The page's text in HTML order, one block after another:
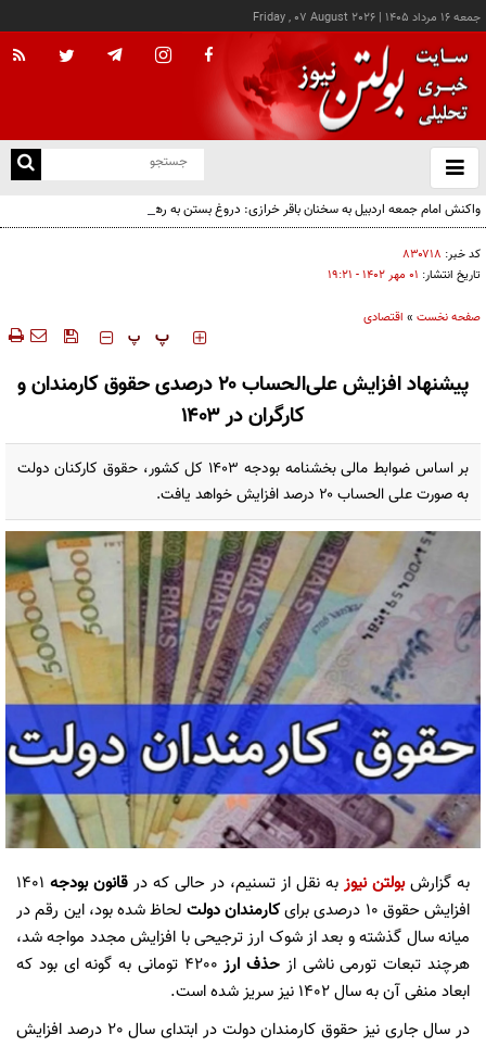
جمعه ۱۶ مرداد ۱۴۰۵ |
Friday , 07 August 2026
باز
و
واکنش امام جمعه اردبیل به سخنان باقر خرازی: دروغ بستن به رهبری قطعاً جرم بسیار بزرگی
است
کد خبر: ۸۳۰۷۱۸
تاریخ انتشار: ۰۱ مهر ۱۴۰۲ - ۱۹:۲۱
صفحه نخست » اقتصادی
‍‍‍ پ پ
پیشنهاد افزایش علی‌الحساب ۲۰ درصدی حقوق کارمندان و
کارگران در ۱۴۰۳
بر اساس ضوابط مالی بخشنامه بودجه ۱۴۰۳ کل کشور، حقوق کارکنان دولت
به صورت علی الحساب ۲۰ درصد افزایش خواهد یافت.
به گزارشبولتن نیوز به نقل از تسنیم، در حالی که در قانون بودجه 1401
افزایش حقوق 10 درصدی برای
کارمنداندولت لحاظ شده بود، این رقم در
میانه سال گذشته و بعد از شوک ارز ترجیحی با افزایش مجدد مواجه شد،
هرچند تبعات تورمی ناشی از حذف ارز
4200 تومانی به گونه ای بود که
ابعاد منفی آن به سال 1402 نیز سریز شده است.
در سال جاری نیز حقوق کارمندان دولت در ابتدای سال 20 درصد افزایش